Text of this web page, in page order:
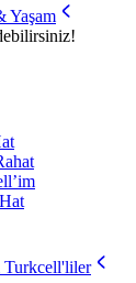
Yaşam
Turkcell'liler